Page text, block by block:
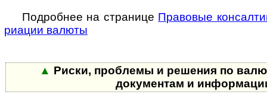
Подробнее на странице Право­вые
риа­ции валюты
▲ Риски, проблемы и решения по
документам и